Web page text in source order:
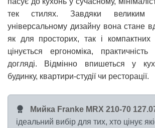
тек стилях. Завдяки великим
універсальному дизайну вона стане
як для просторих, так і
цінується ергономіка,
догляді. Відмінно впишеться у
будинку, квартири-студії чи ресторації.
Мийка Franke MRX 210-70
ідеальний вибір для тих, хто цінує